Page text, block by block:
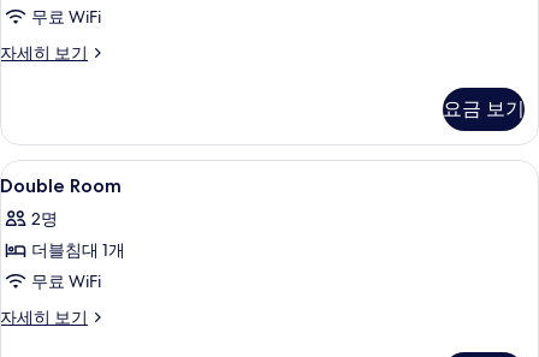
진
모
기
무료 WiFi
자세히 보기
Accessible
Bed
자
세
보
기
요금 보기
Double
Room
사
진
모
두
책상, 노트북 작업 공간, 암막 커튼, 다
5
Double Room
2명
더블침대 1개
무료 WiFi
자세히 보기
Double